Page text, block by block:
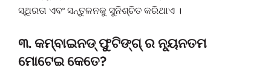
ସ୍ଥିରତା ଏବଂ ସନ୍ତୁଳନକୁ ସୁନିଶ୍ଚିତ କରିଥାଏ ।
୩. କମ୍ବାଇନଡ୍ ଫୁୁଟିଙ୍ଗ୍ ର ନ୍ୟୂନତମ
ମୋଟେଇ କେତେ?